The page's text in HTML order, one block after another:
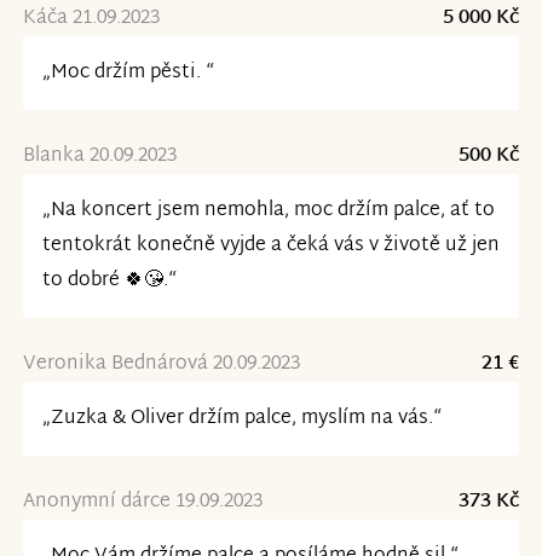
Káča 21.09.2023
5 000 Kč
„Moc držím pěsti. “
Blanka 20.09.2023
500 Kč
„Na koncert jsem nemohla, moc držím palce, ať to
tentokrát konečně vyjde a čeká vás v životě už jen
to dobré 🍀😘.“
Veronika Bednárová 20.09.2023
21 €
„Zuzka & Oliver držím palce, myslím na vás.“
Anonymní dárce 19.09.2023
373 Kč